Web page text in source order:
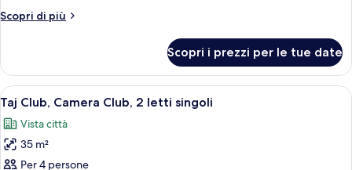
Club,
king
Scopri di più
Altri
Club,
Camera
Club,
letto
king
Scopri i prezzi per le tue date
Apri
tutte
le
foto
per
Camera d'albergo con due letti, una
2
Taj Club, Camera Club, 2 letti singoli
Vista città
35 m²
Per 4 persone